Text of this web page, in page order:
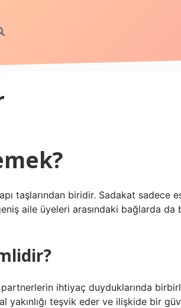
taşlarından biridir. Sadakat sadece
aile üyeleri arasındaki bağlarda da
ihtiyaç duyduklarında
yakınlığı teşvik eder ve ilişkide bir